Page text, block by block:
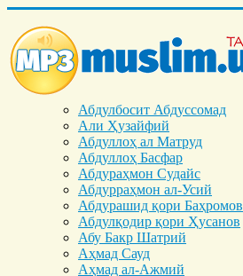
Абдулбосит Абдуссомад
Али Ҳузайфий
Абдуллоҳ ал Матруд
Абдуллоҳ Басфар
Абдураҳмон Судайс
Абдурраҳмон ал-Усий
Абдурашид қори Баҳромов
Абдулқодир қори Ҳусанов
Абу Бакр Шатрий
Аҳмад Сауд
Аҳмад ал-Ажмий